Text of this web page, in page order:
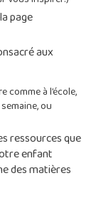
page
aux
comme à l’école,
ou
ressources que
enfant
des matières